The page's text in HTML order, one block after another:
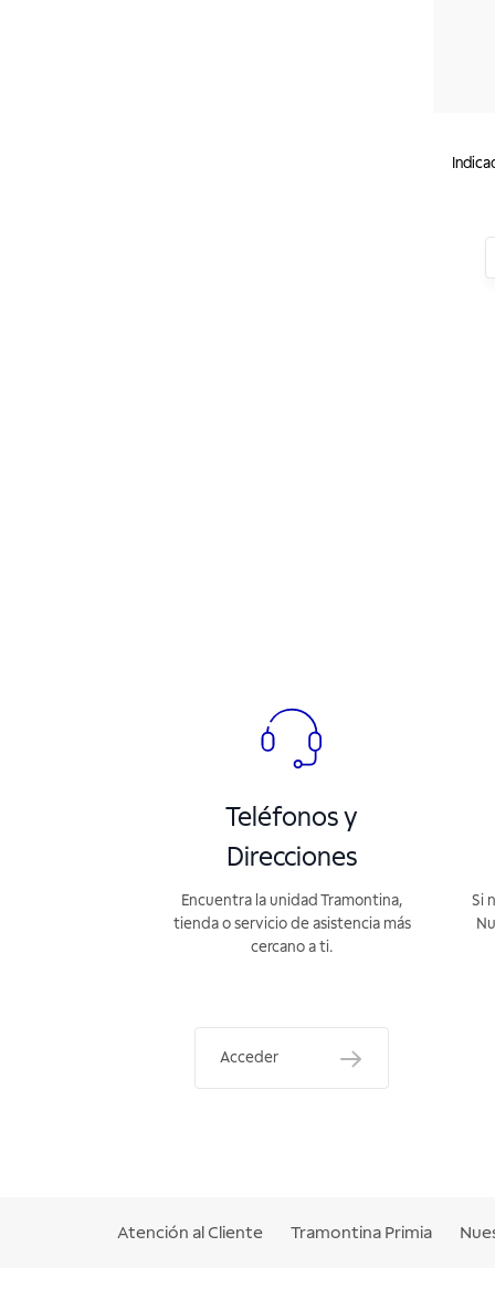
Teléfonos y
Direcciones
Encuentra la unidad Tramontina,
tienda o servicio de asistencia más
cercano a ti.
Acceder
Si
Atención al Cliente Tramontina Primia